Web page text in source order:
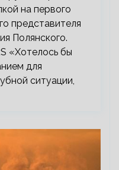
на первого
представителя
Полянского.
«Хотелось бы
для
ситуации,